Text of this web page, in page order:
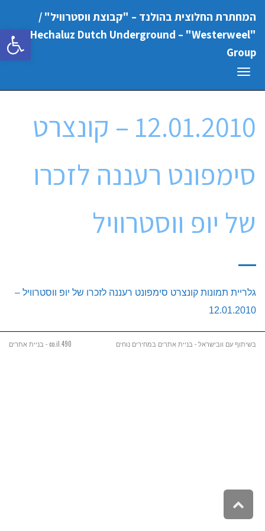
פתח
המחתרת החלוצית בהולנד – "קבוצת ווסטרוויל" /
"Hechaluz Dutch Underground – "Westerweel
Group
תפריט
12.01.2010 – קונצרט
סימפונט רעננה לזכרו
של יופ ווסטרוויל
גלריית תמונות קונצרט סימפונט רעננה לזכרו של יופ ווסטרוויל –
12.01.2010
בשיתוף עם וובישראל - בניית אתרים במחירים נוחים 490.co.il - בניית אתרים
לראש